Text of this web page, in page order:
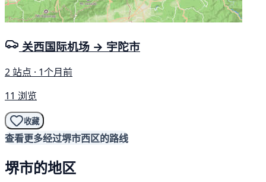
关西国际机场 → 宇陀市
2 站点 · 1个月前
11 浏览
收藏
查看更多经过堺市西区的路线
堺市的地区